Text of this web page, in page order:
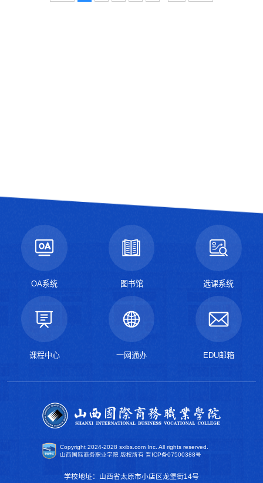
OA系统 图书馆 选课系统
课程中心 一网通办 EDU邮箱
Copyright 2024-2028 sxibs.com Inc. All rights reserved.
山西国际商务职业学院 版权所有 晋ICP备07500388号
学校地址：山西省太原市小店区龙堡街14号